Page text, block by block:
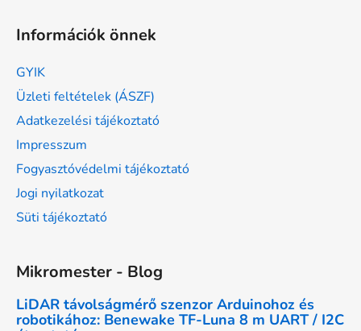
Információk önnek
GYIK
Üzleti feltételek (ÁSZF)
Adatkezelési tájékoztató
Impresszum
Fogyasztóvédelmi tájékoztató
Jogi nyilatkozat
Süti tájékoztató
Mikromester - Blog
LiDAR távolságmérő szenzor Arduinohoz és
robotikához: Benewake TF-Luna 8 m UART / I2C